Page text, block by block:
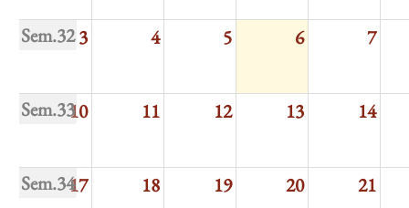
Sem.323 4 5 6 7
Sem.3310 11 12 13 14
Sem.3417 18 19 20 21